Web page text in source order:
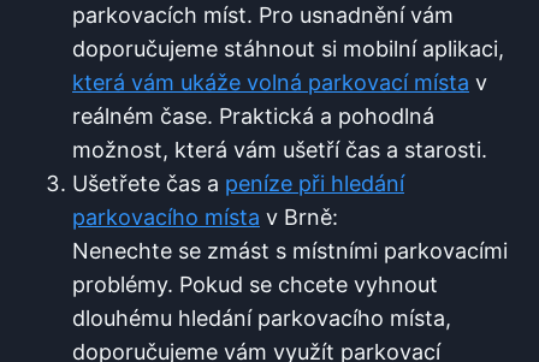
parkovacích míst. Pro usnadnění vám
doporučujeme stáhnout⁤ si mobilní aplikaci,⁣
která vám ukáže volná⁤ parkovací místa v
⁤reálném čase. Praktická a pohodlná
možnost, která ⁢vám⁢ ušetří čas a⁣ starosti.
Ušetřete čas ⁣a peníze při hledání
parkovacího místa v Brně:
Nenechte se zmást s místními ‍parkovacími
problémy.‌ Pokud se chcete vyhnout
‍dlouhému hledání parkovacího místa,
doporučujeme vám využít parkovací